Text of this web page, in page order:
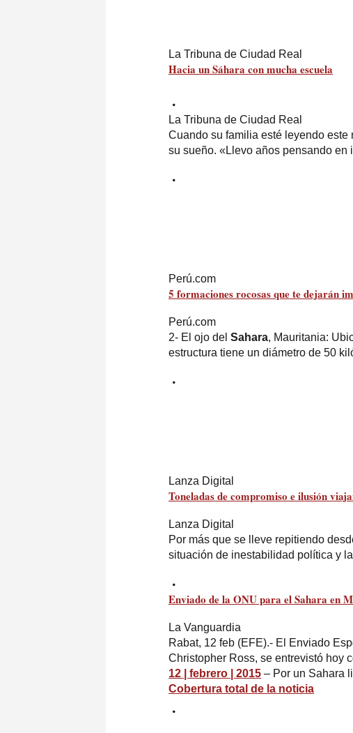
La Tribuna de Ciudad Real
Hacia unSáhara con mucha escuela
La Tribuna de Ciudad Real
Cuando su familia esté leyendo
su sueño. «Llevo años pensando en
Perú.com
5 formaciones rocosas que te dejarán
Perú.com
2- El ojo del Sahara, Mauritania:
estructura tiene un diámetro de 50
Lanza Digital
Toneladas de compromiso e ilusión
Lanza Digital
Por más que se lleve repitiendo
situación de inestabilidad política y
Enviado de la ONU para elSahara en
La Vanguardia
Rabat, 12 feb (EFE).- El Enviado
Christopher Ross, se entrevistó hoy
12 | febrero | 2015 – Por un Sahara
Cobertura total de la noticia